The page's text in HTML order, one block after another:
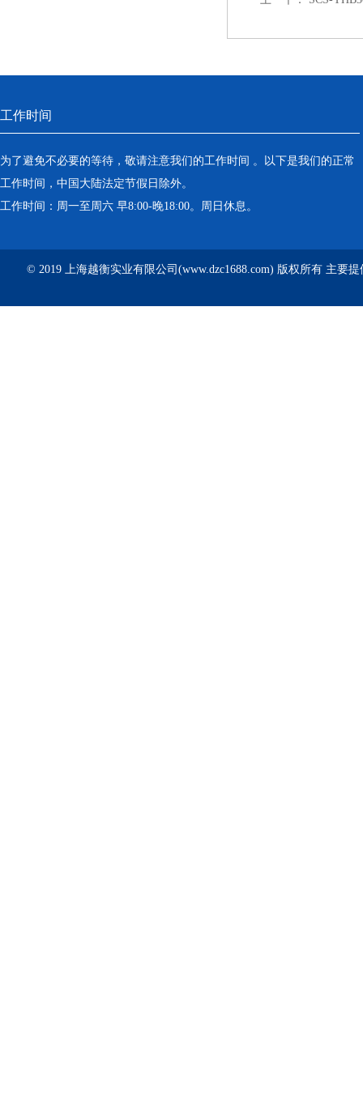
工作时间
为了避免不必要的等待，敬请注意我们的工作时间 。以下是我们的正常
工作时间，中国大陆法定节假日除外。
工作时间：周一至周六 早8:00-晚18:00。周日休息。
© 2019 上海越衡实业有限公司(www.dzc1688.com) 版权所有 主要提